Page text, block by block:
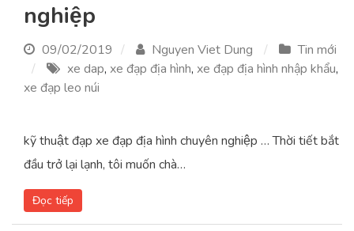
nghiệp
09/02/2019 Nguyen Viet Dung
Tin mới
xe dap, xe đạp địa hình, xe đạp địa hình nhập khẩu,
xe đạp leo núi
kỹ thuật đạp xe đạp địa hình chuyên nghiệp … Thời tiết bắt
đầu trở lại lạnh, tôi muốn chà…
Đọc tiếp